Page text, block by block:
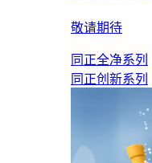
敬请期待
同正全净系列
同正创新系列